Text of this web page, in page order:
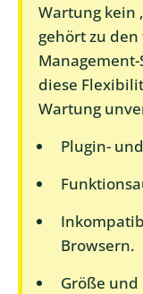
Wartung kein
gehört zu
diese
Wartung
Plugin-
Browsern.
Größe